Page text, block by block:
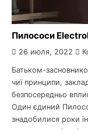
Пилососи
26 июля, 2022
Батьком-
чиї принципи,
безпосередньо
Один єдиний
знадобилися роки